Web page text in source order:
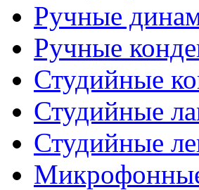
Ручные
Ручные
Студийные
Студийные
Студийные